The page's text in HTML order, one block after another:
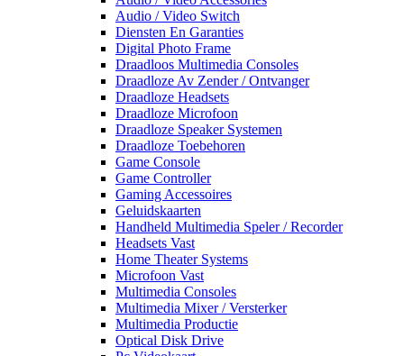
Audio / Video Switch
Diensten En Garanties
Digital Photo Frame
Draadloos Multimedia Consoles
Draadloze Av Zender / Ontvanger
Draadloze Headsets
Draadloze Microfoon
Draadloze Speaker Systemen
Draadloze Toebehoren
Game Console
Game Controller
Gaming Accessoires
Geluidskaarten
Handheld Multimedia Speler / Recorder
Headsets Vast
Home Theater Systems
Microfoon Vast
Multimedia Consoles
Multimedia Mixer / Versterker
Multimedia Productie
Optical Disk Drive